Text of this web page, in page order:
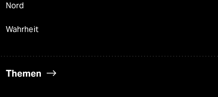
Nord
Wahrheit
Themen